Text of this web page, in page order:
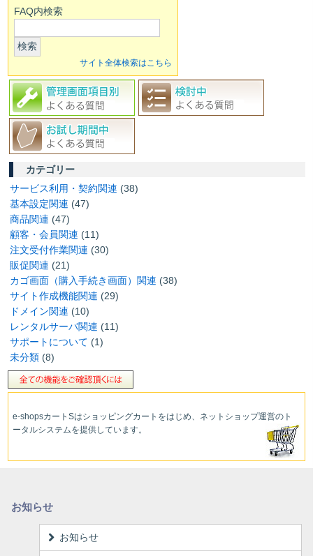
FAQ内検索
検索
サイト全体検索はこちら
カテゴリー
サービス利用・契約関連 (38)
基本設定関連 (47)
商品関連 (47)
顧客・会員関連 (11)
注文受付作業関連 (30)
販促関連 (21)
カゴ画面（購入手続き画面）関連 (38)
サイト作成機能関連 (29)
ドメイン関連 (10)
レンタルサーバ関連 (11)
サポートについて (1)
未分類(8)
e-shopsカートSはショッピングカートをはじめ、ネットショップ運営のト
ータルシステムを提供しています。
お知らせ
お知らせ